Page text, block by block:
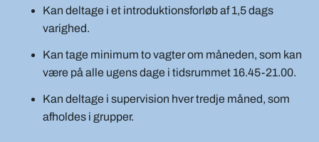
Kan deltage i et introduktionsforløb af 1,5 dags
varighed.
Kan tage minimum to vagter om måneden, som kan
være på alle ugens dage i tidsrummet 16.45-21.00.
Kan deltage i supervision hver tredje måned, som
afholdes i grupper.